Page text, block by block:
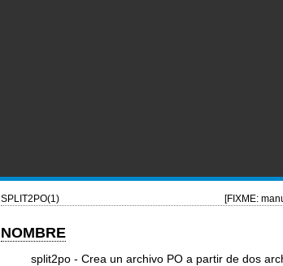
SPLIT2PO(1) [FIXME:
NOMBRE
split2po - Crea un archivo PO a partir de dos